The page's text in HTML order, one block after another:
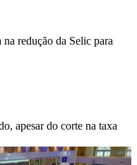
redução da Selic para
apesar do corte na taxa